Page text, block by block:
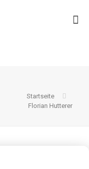
Startseite
Florian Hutterer